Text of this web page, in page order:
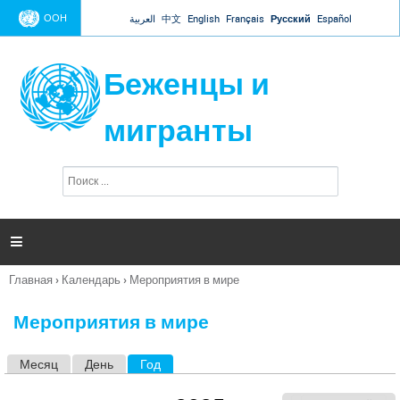
Jump to navigation
ООН العربية 中文 English Français Русский Español
Беженцы и
мигранты
п
и

Вы
Главная › Календарь › Мероприятия в мире
Мероприятия в мире
Месяц День Год